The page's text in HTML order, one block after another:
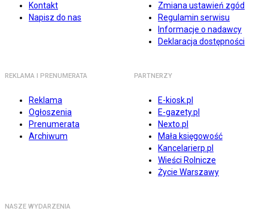
Kontakt
Napisz do nas
Zmiana ustawień zgód
Regulamin serwisu
Informacje o nadawcy
Deklaracja dostępności
REKLAMA I PRENUMERATA
Reklama
Ogłoszenia
Prenumerata
Archiwum
PARTNERZY
E-kiosk.pl
E-gazety.pl
Nexto.pl
Mała księgowość
Kancelarierp.pl
Wieści Rolnicze
Życie Warszawy
NASZE WYDARZENIA